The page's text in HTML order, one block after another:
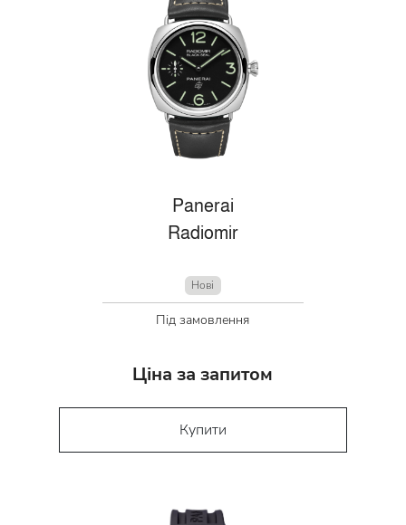
Panerai
Radiomir
Нові
Під замовлення
Ціна за запитом
Купити